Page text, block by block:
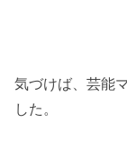
気づけば、芸能
した。